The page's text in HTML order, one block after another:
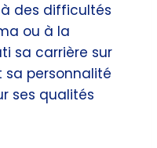
des difficultés
ou à la
sa carrière sur
sa personnalité
ses qualités